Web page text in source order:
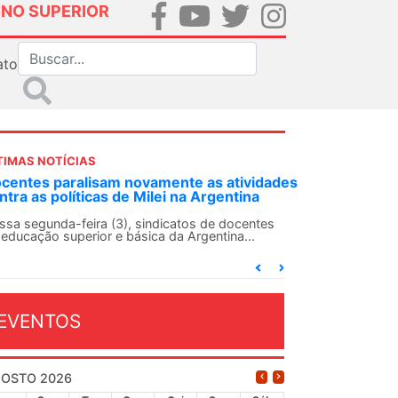
SUPERIOR
NOTÍCIAS
SN convoca docentes para Dia de
Internacionalista com Cuba em
de agosto
SN conclama suas seções sindicais e o